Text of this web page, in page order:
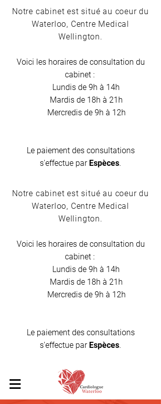
Notre cabinet est situé au coeur du
Waterloo, Centre Medical
Wellington.
Voici les horaires de consultation du
cabinet :
Lundis de 9h à 14h
Mardis de 18h à 21h
Mercredis de 9h à 12h
Le paiement des consultations
s'effectue par Espèces.
Notre cabinet est situé au coeur du
Waterloo, Centre Medical
Wellington.
Voici les horaires de consultation du
cabinet :
Lundis de 9h à 14h
Mardis de 18h à 21h
Mercredis de 9h à 12h
Le paiement des consultations
s'effectue par Espèces.